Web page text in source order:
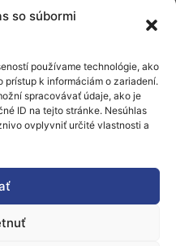
so súbormi
používame technológie, ako
prístup k informáciám o zariadení.
spracovávať údaje, ako je
ID na tejto stránke. Nesúhlas
ovplyvniť určité vlastnosti a
zdrojov Komisie)
budú poskytovať
Catalyst ako súčasť
aby investovali
výsledné zelené
Európa
Programu
riadenia. Partnerstvo